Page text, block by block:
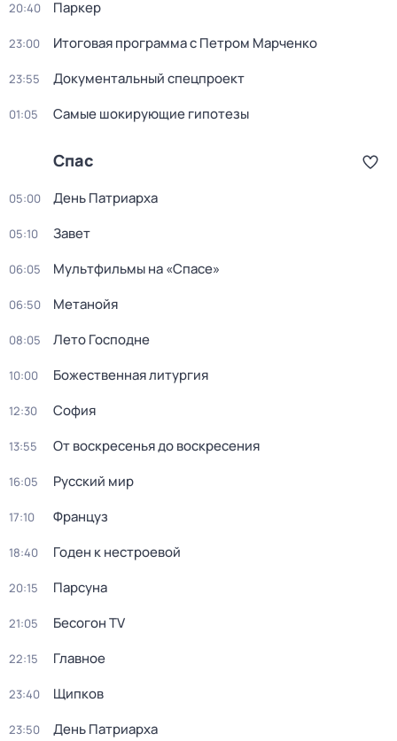
20:40 Пapкер
23:00 Итоговая программа с Петром Марченко
23:55 Документальный спецпроект
01:05 Самые шoкиpующие гипотезы
Спас
05:00 День Патриарха
05:10 Завет
06:05 Мультфильмы на «Спасе»
06:50 Метанойя
08:05 Лето Господне
10:00 Божественная литургия
12:30 София
13:55 От воскресенья до воскресения
16:05 Русский мир
17:10 Француз
18:40 Годен к нестроевой
20:15 Парсуна
21:05 Бесогон TV
22:15 Главное
23:40 Щипков
23:50 День Патриарха